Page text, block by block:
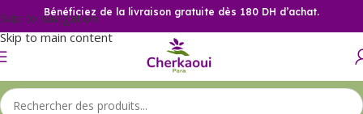
Skip to navigation
Skip to main content
Bénéficiez de la livraison gratuite dès 180 DH d’achat.